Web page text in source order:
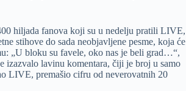
hiljada fanova koji su u nedelju pratili LIVE,
stihove do sada neobjavljene pesme, koja će
„U bloku su favele, oko nas je beli grad…“,
izazvalo lavinu komentara, čiji je broj u samo
LIVE, premašio cifru od neverovatnih 20